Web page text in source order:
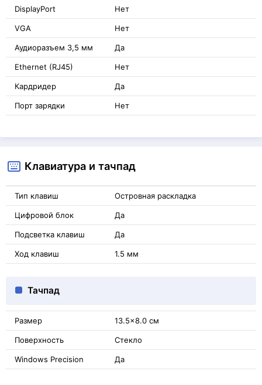
DisplayPort Нет
VGA Нет
Аудиоразъем 3,5 мм Да
Ethernet (RJ45) Нет
Кардридер Да
Порт зарядки Нет
Клавиатура и тачпад
Тип клавиш Островная раскладка
Цифровой блок Да
Подсветка клавиш Да
Ход клавиш 1.5 мм
Тачпад
Размер 13.5x8.0 см
Поверхность Стекло
Windows Precision Да